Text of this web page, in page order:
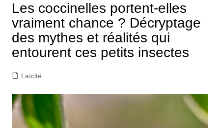
Les coccinelles portent-elles
vraiment chance ? Décryptage
des mythes et réalités qui
entourent ces petits insectes
Laïcité